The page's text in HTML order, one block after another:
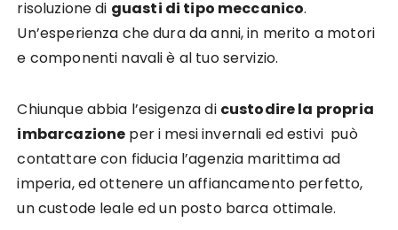
risoluzione di guasti di tipo meccanico.
Un’esperienza che dura da anni, in merito a motori
e componenti navali è al tuo servizio.
Chiunque abbia l’esigenza di custodire la propria
imbarcazione per i mesi invernali ed estivi può
contattare con fiducia l’agenzia marittima ad
imperia, ed ottenere un affiancamento perfetto,
un custode leale ed un posto barca ottimale.